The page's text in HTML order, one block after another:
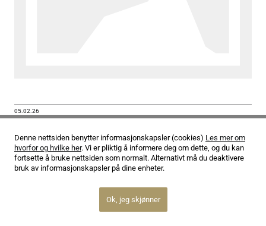
05.02.26
Denne nettsiden benytter informasjonskapsler (cookies) Les mer om
hvorfor og hvilke her. Vi er pliktig å informere deg om dette, og du kan
fortsette å bruke nettsiden som normalt. Alternativt må du deaktivere
bruk av informasjonskapsler på dine enheter.
Ok, jeg skjønner